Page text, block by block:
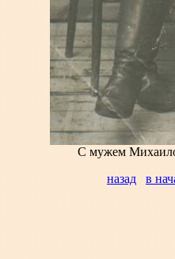
С мужем
назад
в